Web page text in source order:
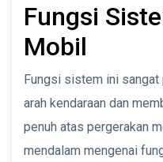
Fungsi
Mobil
Fungsi sistem ini sangat
arah kendaraan dan
penuh atas pergerakan
mendalam mengenai